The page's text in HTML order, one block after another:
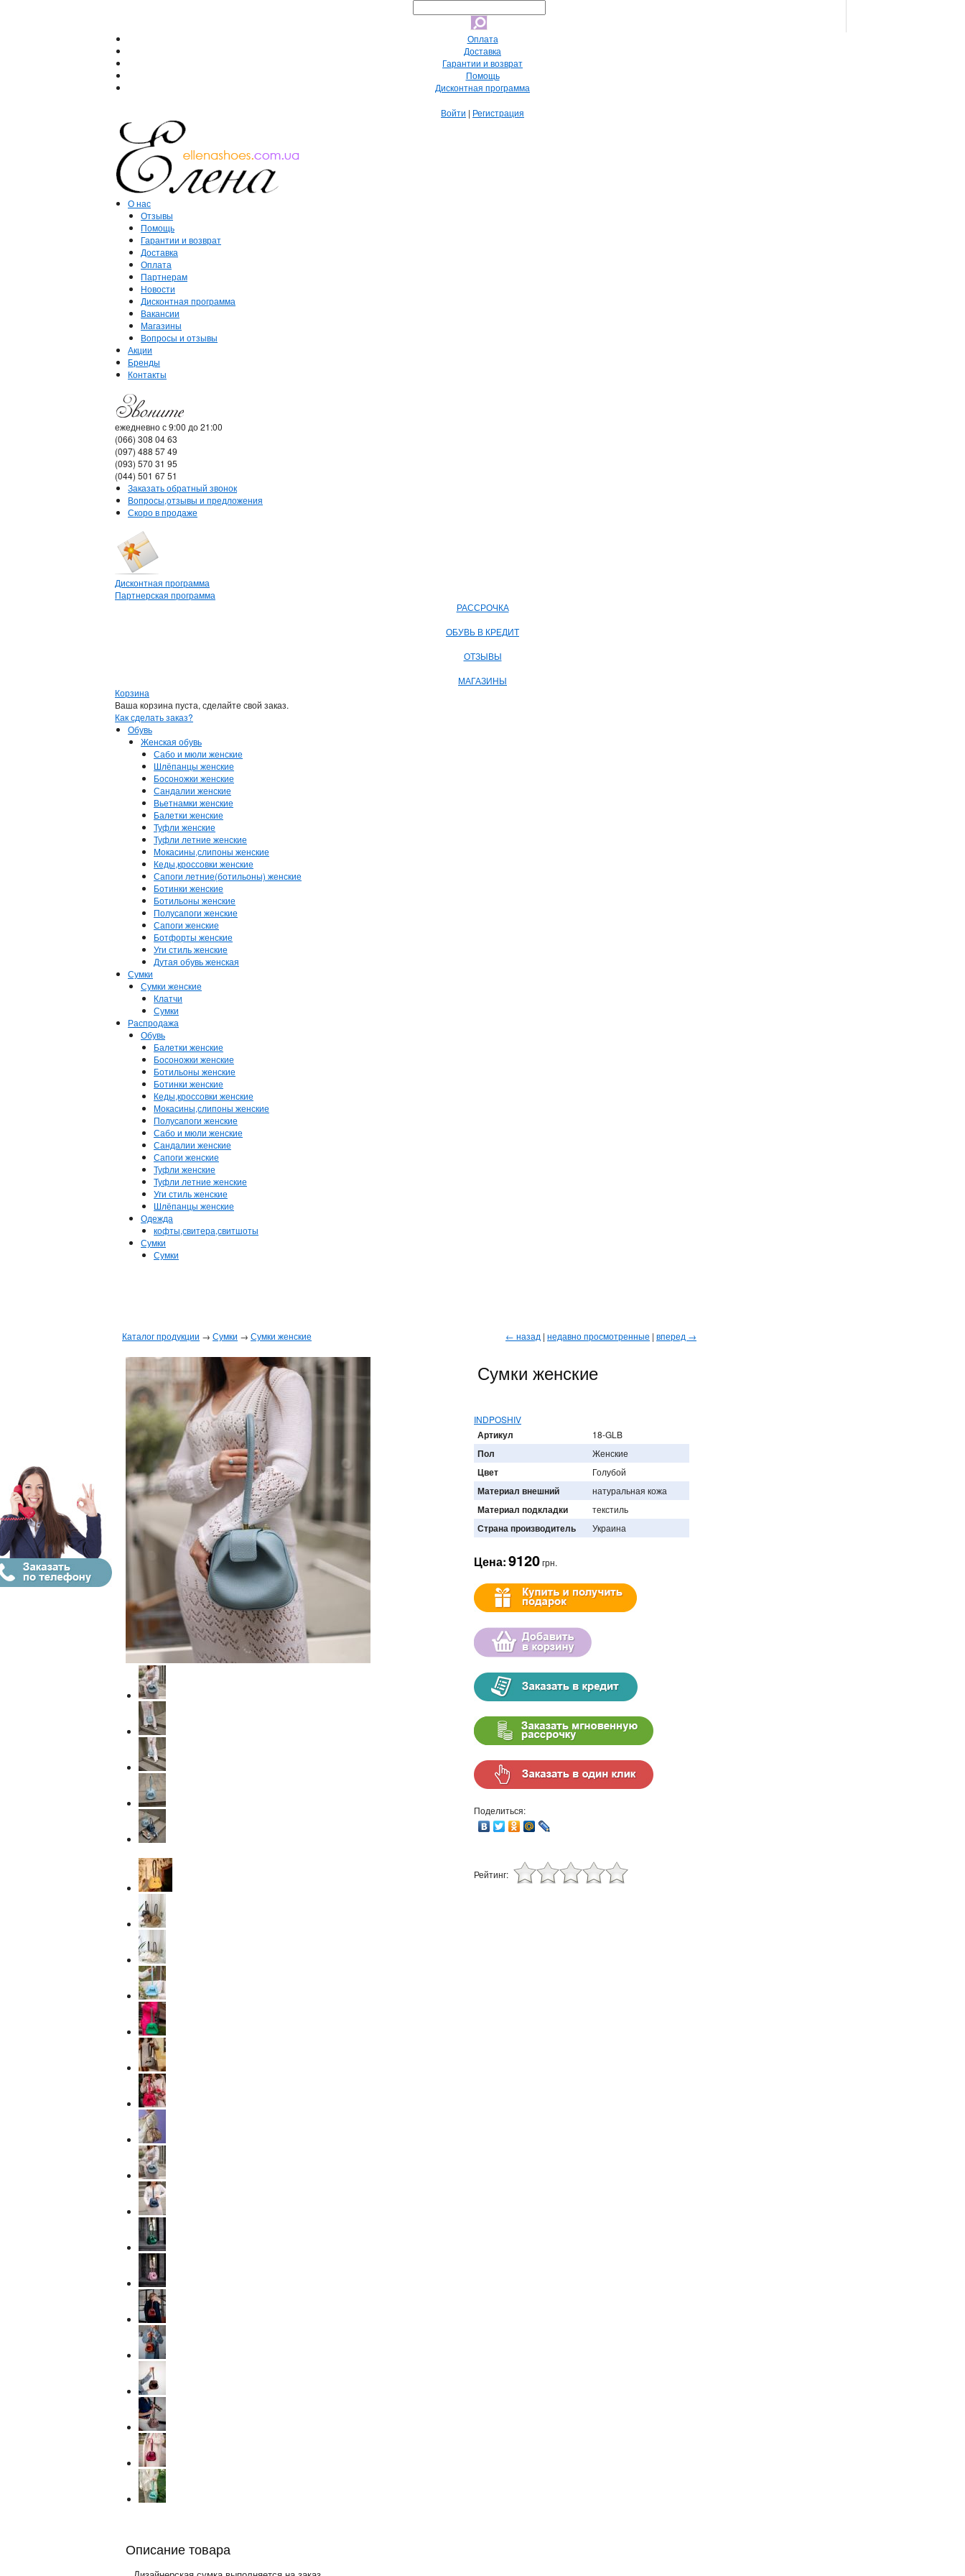
Оплата
Доставка
Гарантии и возврат
Помощь
Дисконтная программа
Войти | Регистрация
О нас
Отзывы
Помощь
Гарантии и возврат
Доставка
Оплата
Партнерам
Новости
Дисконтная программа
Вакансии
Магазины
Вопросы и отзывы
Акции
Бренды
Контакты
ежедневно с 9:00 до 21:00
(066) 308 04 63
(097) 488 57 49
(093) 570 31 95
(044) 501 67 51
Заказать обратный звонок
Вопросы,отзывы и предложения
Скоро в продаже
Дисконтная программа
Партнерская программа
РАССРОЧКА
ОБУВЬ В КРЕДИТ
ОТЗЫВЫ
МАГАЗИНЫ
Корзина
Ваша корзина пуста, сделайте свой заказ.
Как сделать заказ?
Обувь
Женская обувь
Сабо и мюли женские
Шлёпанцы женские
Босоножки женские
Сандалии женские
Вьетнамки женские
Балетки женские
Туфли женские
Туфли летние женские
Мокасины,слипоны женские
Кеды,кроссовки женские
Сапоги летние(ботильоны) женские
Ботинки женские
Ботильоны женские
Полусапоги женские
Сапоги женские
Ботфорты женские
Уги стиль женские
Дутая обувь женская
Сумки
Сумки женские
Клатчи
Сумки
Распродажа
Обувь
Балетки женские
Босоножки женские
Ботильоны женские
Ботинки женские
Кеды,кроссовки женские
Мокасины,слипоны женские
Полусапоги женские
Сабо и мюли женские
Сандалии женские
Сапоги женские
Туфли женские
Туфли летние женские
Уги стиль женские
Шлёпанцы женские
Одежда
кофты,свитера,свитшоты
Сумки
Сумки
Каталог продукции → Сумки → Сумки женские ← назад | недавно просмотренные | вперед →
Описание товара
Сумки женские
INDPOSHIV
Артикул 18-GLB
Пол Женские
Цвет Голубой
Материал внешний натуральная кожа
Материал подкладки текстиль
Страна производитель Украина
Цена:9120грн.
Поделиться:
Рейтинг: